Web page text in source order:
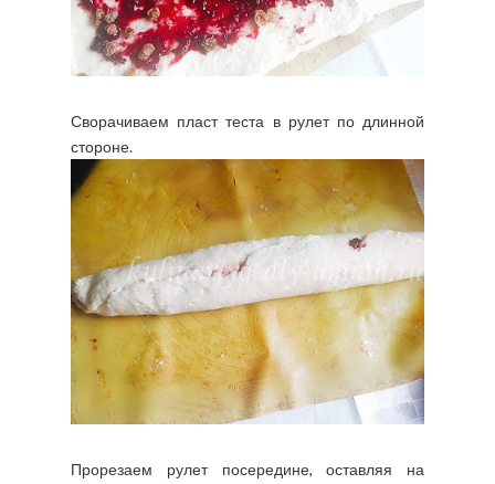
Сворачиваем пласт теста в рулет по длинной
стороне.
Прорезаем рулет посередине, оставляя на